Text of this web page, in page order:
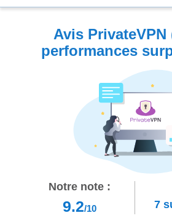
Avis PrivateVPN
performances
Notre note :
9.2/10
7